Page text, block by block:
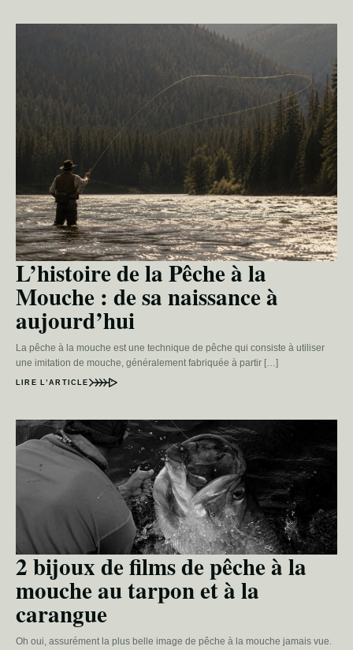
L’histoire de la Pêche à la
Mouche : de sa naissance à
aujourd’hui
La pêche à la mouche est une technique de pêche qui consiste à utiliser
une imitation de mouche, généralement fabriquée à partir […]
LIRE L’ARTICLE
2 bijoux de films de pêche à la
mouche au tarpon et à la
carangue
Oh oui, assurément la plus belle image de pêche à la mouche jamais vue.